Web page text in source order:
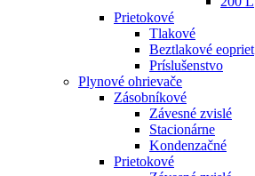
Prietokové
Tlakové
Beztlakové eopriet
Príslušenstvo
Plynové ohrievače
Zásobníkové
Závesné zvislé
Stacionárne
Kondenzačné
Prietokové